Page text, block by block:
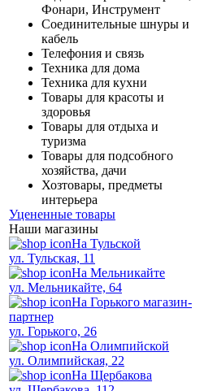
Фонари, Инструмент
Соединительные шнуры и
кабель
Телефония и связь
Техника для дома
Техника для кухни
Товары для красоты и
здоровья
Товары для отдыха и
туризма
Товары для подсобного
хозяйства, дачи
Хозтовары, предметы
интерьера
Уцененные товары
Наши магазины
На Тульской
ул. Тульская, 11
На Мельникайте
ул. Мельникайте, 64
На Горького магазин-
партнер
ул. Горького, 26
На Олимпийской
ул. Олимпийская, 22
На Щербакова